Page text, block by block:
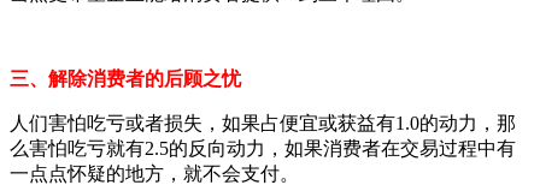
三、解除消费者的后顾之忧
人们害怕吃亏或者损失，如果占便宜或获益有1.0的动力，那
么害怕吃亏就有2.5的反向动力，如果消费者在交易过程中有
一点点怀疑的地方，就不会支付。